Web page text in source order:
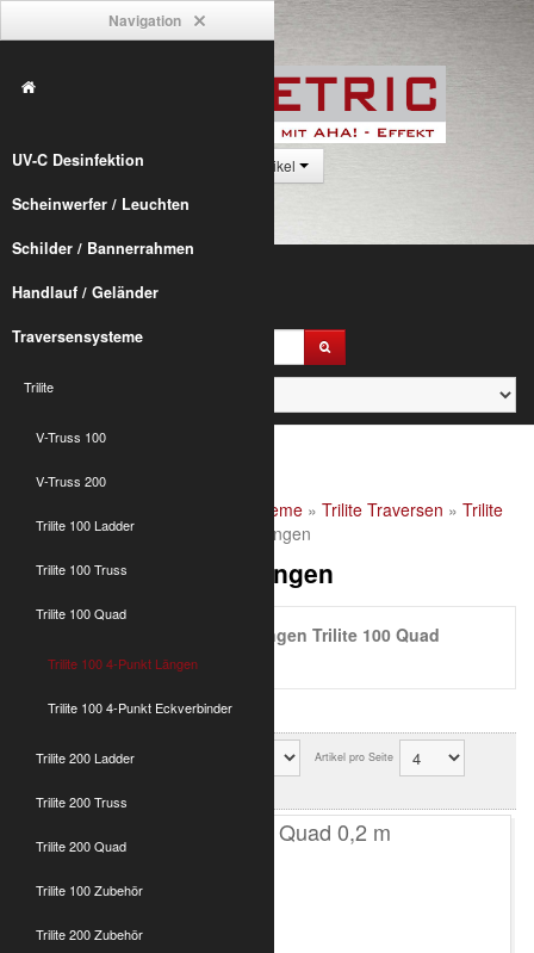
Navigation
UV-C Desinfektion
Scheinwerfer / Leuchten
Schilder / Bannerrahmen
Handlauf / Geländer
Traversensysteme
Trilite
V-Truss 100
V-Truss 200
Trilite 100 Ladder
Trilite 100 Truss
Trilite 100 Quad
Trilite 100 4-Punkt Längen
Trilite 100 4-Punkt Eckverbinder
Trilite 200 Ladder
Trilite 200 Truss
Trilite 200 Quad
Trilite 100 Zubehör
Trilite 200 Zubehör
0 Artikel
Traversensysteme » Trilite Traversen » Trilite
100 Quad» Trilite 100 4-Punkt Längen
Trilite 100 4-Punkt Längen
4 Punkt Traversen-Längen Trilite 100 Quad
Optikinetics Aluminium
Sortierung Artikel pro Seite
T100 4-Punkt Quad 0,2 m